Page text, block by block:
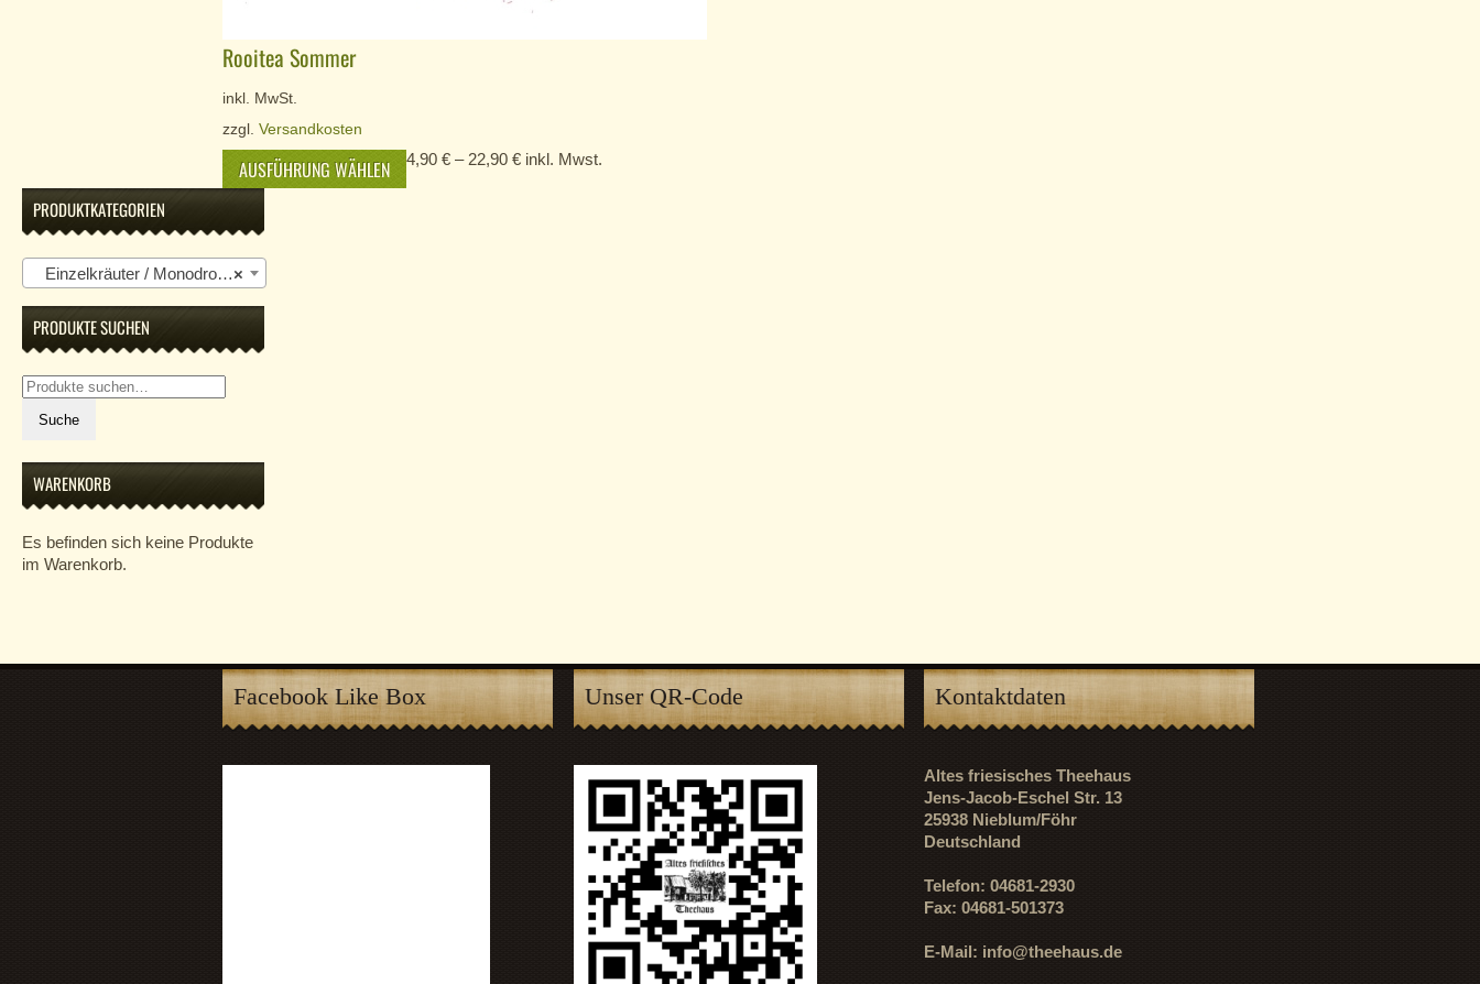
Rooitea Sommer
inkl. MwSt.
zzgl. Versandkosten
4,90 € – 22,90 € inkl. Mwst.
AUSFÜHRUNG WÄHLEN
PRODUKTKATEGORIEN
×
Einzelkräuter / Monodrogen
PRODUKTE SUCHEN
Suche
nach:
Suche
WARENKORB
Es befinden sich keine Produkte
im Warenkorb.
Facebook Like Box Unser QR-Code Kontaktdaten
Altes friesisches Theehaus
Jens-Jacob-Eschel Str. 13
25938 Nieblum/Föhr
Deutschland
Telefon: 04681-2930
Fax: 04681-501373
E-Mail: info@theehaus.de